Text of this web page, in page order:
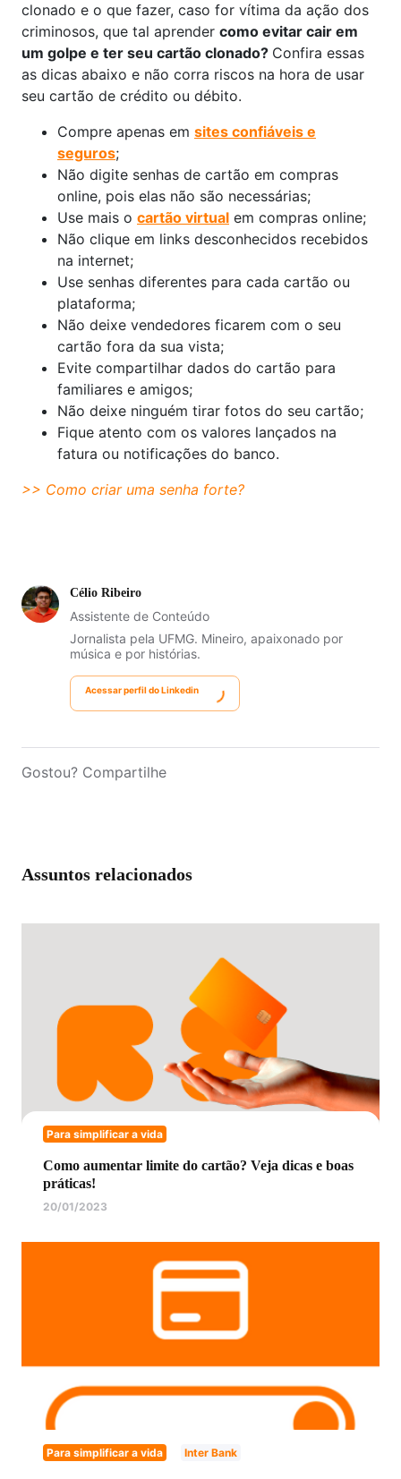
clonado e o que fazer, caso for vítima da ação dos
criminosos, que tal aprender como evitar cair em
um golpe e ter seu cartão clonado? Confira essas
as dicas abaixo e não corra riscos na hora de usar
seu cartão de crédito ou débito.
Compre apenas em sites confiáveis e
seguros;
Não digite senhas de cartão em compras
online, pois elas não são necessárias;
Use mais o cartão virtual em compras online;
Não clique em links desconhecidos recebidos
na internet;
Use senhas diferentes para cada cartão ou
plataforma;
Não deixe vendedores ficarem com o seu
cartão fora da sua vista;
Evite compartilhar dados do cartão para
familiares e amigos;
Não deixe ninguém tirar fotos do seu cartão;
Fique atento com os valores lançados na
fatura ou notificações do banco.
>> Como criar uma senha forte?
Célio Ribeiro
Assistente de Conteúdo
Jornalista pela UFMG. Mineiro, apaixonado por
música e por histórias.
Acessar perfil do Linkedin
Gostou? Compartilhe
Assuntos relacionados
Para simplificar a vida
Como aumentar limite do cartão? Veja dicas e boas
práticas!
20/01/2023
Para simplificar a vida Inter Bank